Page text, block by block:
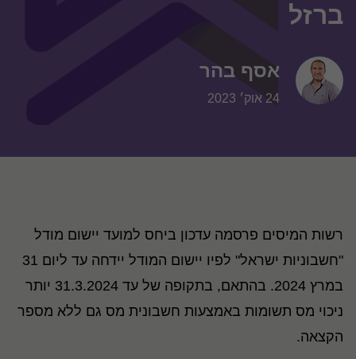
ברזל
אסף בהר
24 אוק׳ 2023
רשות המיסים פרסמה עדכון ביחס למועד יישום מודל
"חשבוניות ישראל" לפיו יישום המודל יידחה עד ליום 31
במרץ 2024. בהתאם, בתקופה של עד 31.3.2024 יותר
ניכוי מס תשומות באמצעות חשבונית מס גם ללא מספר
הקצאה.